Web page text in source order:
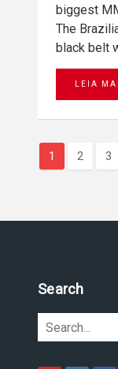
biggest
The
black belt
LEIA
1 2 3
Pesquise no